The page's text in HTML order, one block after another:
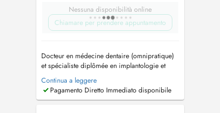
Nessuna disponibilità online
Chiamare per prendere appuntamento
Docteur en médecine dentaire (omnipratique)
et spécialiste diplômée en implantologie et
parodontologie. Pour un rendez-vous en
urgence dans la journée merci de téléphoner
au +352 20 28 75 54. Urgence weekend et
Continua a leggere
Pagamento Diretto Immediato disponibile